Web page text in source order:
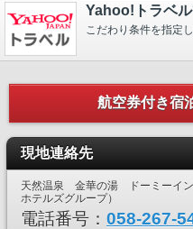
Yahoo!トラベ
こだわり条件を指定
航空券付き宿
現地連絡先
天然温泉 金華の湯 ドーミーイ
ホテルズグループ）
電話番号： 058-267-